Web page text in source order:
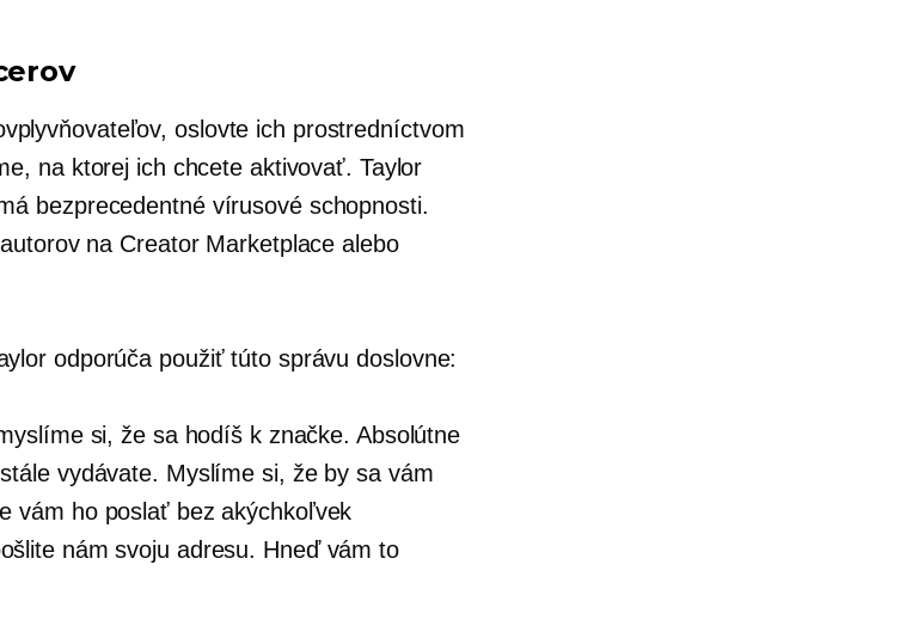
oslovte ich prostredníctvom
na ktorej ich chcete aktivovať. Taylor
bezprecedentné vírusové schopnosti.
na Creator Marketplace alebo
odporúča použiť túto správu doslovne:
si, že sa hodíš k značke. Absolútne
vydávate. Myslíme si, že by sa vám
vám ho poslať bez akýchkoľvek
nám svoju adresu. Hneď vám to